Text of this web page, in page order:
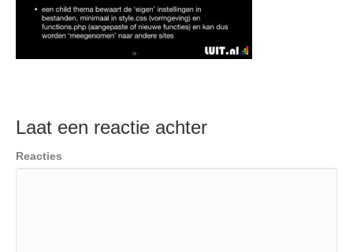
Laat een reactie achter
Reacties